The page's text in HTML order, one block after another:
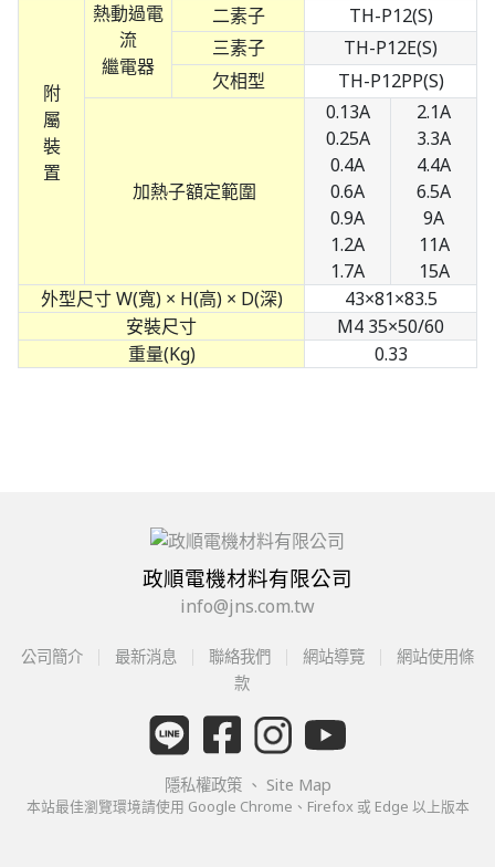
附
屬
裝
置
熱動過電
流
繼電器
二素子
TH-P12(S)
三素子
TH-P12E(S)
欠相型
TH-P12PP(S)
加熱子額定範圍
0.13A
0.25A
0.4A
0.6A
0.9A
1.2A
1.7A
2.1A
3.3A
4.4A
6.5A
9A
11A
15A
外型尺寸 W(寬) × H(高) × D(深)
43×81×83.5
安裝尺寸
M4 35×50/60
重量(Kg)
0.33
政順電機材料有限公司
info@jns.com.tw
公司簡介 最新消息 聯絡我們 網站導覽
網站使用條
款
隱私權政策 、 Site Map
本站最佳瀏覽環境請使用 Google Chrome、Firefox 或 Edge 以上版本